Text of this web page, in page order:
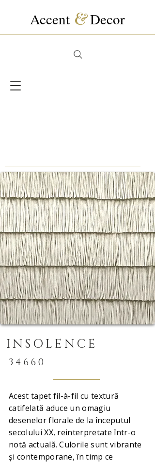
Accent &Decor
INSOLENCE
34660
Acest tapet fil-à-fil cu textură
catifelată aduce un omagiu
desenelor florale de la începutul
secolului XX, reinterpretate într-o
notă actuală. Culorile sunt vibrante
și contemporane, în timp ce